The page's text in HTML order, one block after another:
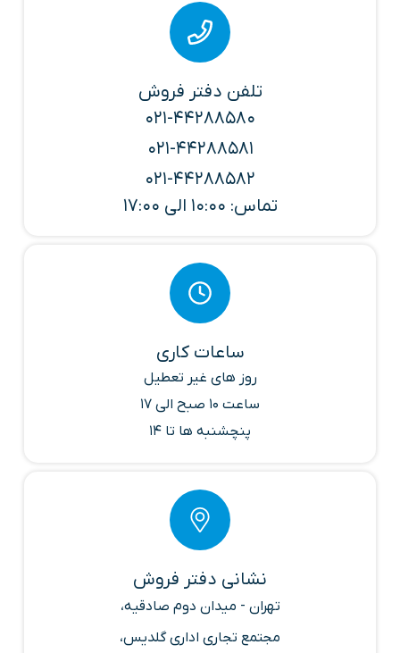
تلفن دفتر فروش
021-44288580
021-44288581
021-44288582
تماس: 10:00 الی 17:00
ساعات کاری
روز های غیر تعطیل
ساعت 10 صبح الی 17
پنچشنبه ها تا 14
نشانی دفتر فروش
تهران - میدان دوم صادقیه،
مجتمع تجاری اداری گلدیس،